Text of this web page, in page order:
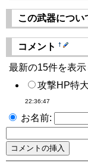
この武器につい
コメント †
最新の15件を表示
攻撃HP特
22:36:47
お名前: